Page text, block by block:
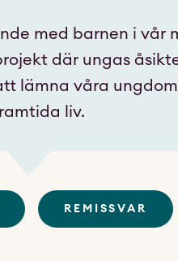
med barnen i vår
där ungas
lämna våra
liv.
REMISSVAR